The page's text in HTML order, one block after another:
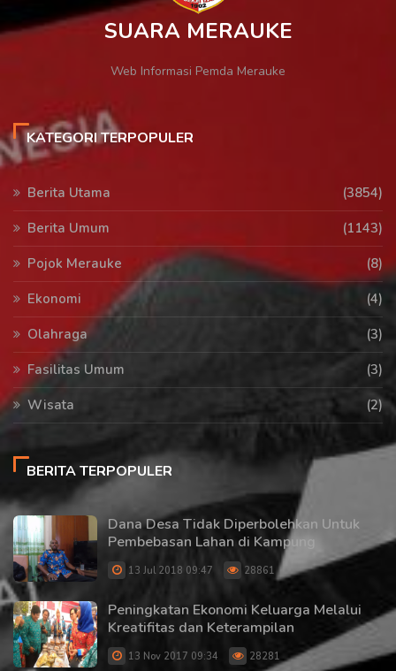
SUARA MERAUKE
Web Informasi Pemda Merauke
KATEGORI TERPOPULER
Berita Utama
(3854)
Berita Umum
(1143)
Pojok Merauke
(8)
Ekonomi
(4)
Olahraga
(3)
Fasilitas Umum
(3)
Wisata
(2)
BERITA TERPOPULER
Dana Desa Tidak Diperbolehkan Untuk
Pembebasan Lahan di Kampung
13 Jul 2018 09:47 28861
Peningkatan Ekonomi Keluarga Melalui
Kreatifitas dan Keterampilan
13 Nov 2017 09:34 28281